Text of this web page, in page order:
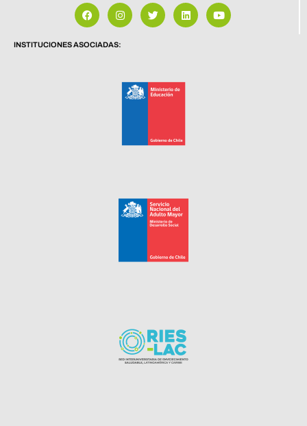
INSTITUCIONES ASOCIADAS: